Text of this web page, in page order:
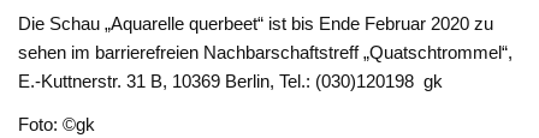
Die Schau „Aquarelle querbeet“ ist bis Ende Februar 2020 zu
sehen im barrierefreien Nachbarschaftstreff „Quatschtrommel“,
E.-Kuttnerstr. 31 B, 10369 Berlin, Tel.: (030)120198 gk
Foto: ©gk